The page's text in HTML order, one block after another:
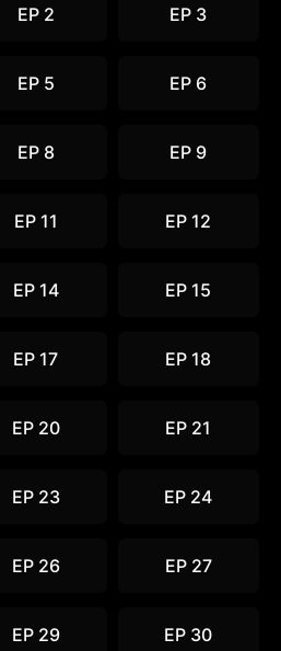
EP 2 EP 3
EP 5 EP 6
EP 8 EP 9
EP 11 EP 12
EP 14 EP 15
EP 17 EP 18
EP 20 EP 21
EP 23 EP 24
EP 26 EP 27
EP 29 EP 30